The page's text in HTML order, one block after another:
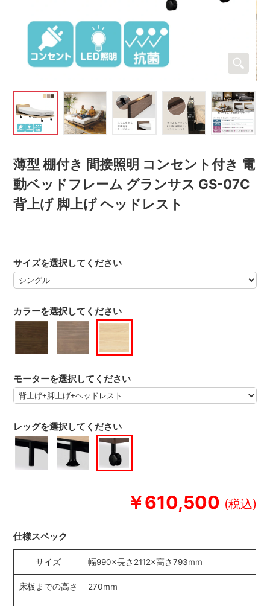
薄型 棚付き 間接照明 コンセント付き 電
動ベッドフレーム グランサス GS-07C
背上げ 脚上げ ヘッドレスト
￥610,500
カラーを選択してください
サイズを選択してください
モーターを選択してください
レッグを選択してください
仕様スペック
サイズ 幅990×長さ2112×高さ793mm
床板までの高さ 270mm